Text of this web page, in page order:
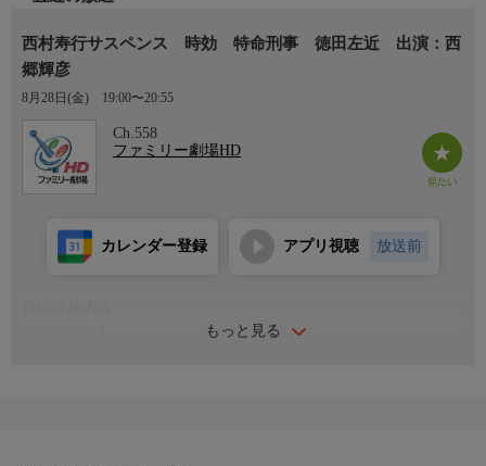
西村寿行サスペンス 時効 特命刑事 徳田左近 出演：西
郷輝彦
8月28日(金) 19:00〜20:55
Ch.558
ファミリー劇場HD
もっと見る
カレンダー登録 アプリ視聴 放送前